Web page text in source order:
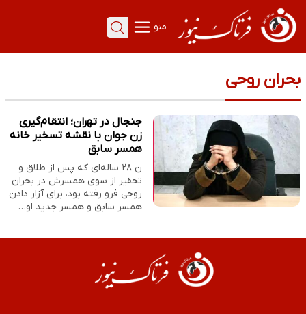
منو
بحران روحی
جنجال در تهران؛ انتقام‌گیری
زن جوان با نقشه تسخیر خانه
همسر سابق
ن ۲۸ ساله‌ای که پس از طلاق و
تحقیر از سوی همسرش در بحران
روحی فرو رفته بود، برای آزار دادن
همسر سابق و همسر جدید او…